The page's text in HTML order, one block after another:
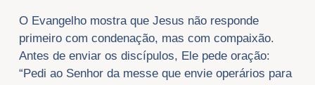
O Evangelho mostra que Jesus não responde
primeiro com condenação, mas com compaixão.
Antes de enviar os discípulos, Ele pede oração:
“Pedi ao Senhor da messe que envie operários para